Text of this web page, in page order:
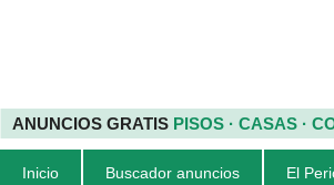
ANUNCIOS GRATIS PISOS · CASAS ·
Inicio Buscador anuncios El